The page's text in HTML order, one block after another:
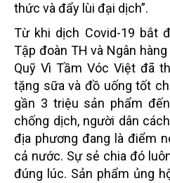
thức và đẩy lùi đại dịch”.
Từ khi dịch Covid-19 bắt
Tập đoàn TH và Ngân
Quỹ Vì Tầm Vóc Việt đã
tặng sữa và đồ uống tốt
gần 3 triệu sản phẩm
chống dịch, người dân
địa phương đang là điểm
cả nước. Sự sẻ chia đó
đúng lúc. Sản phẩm ủng